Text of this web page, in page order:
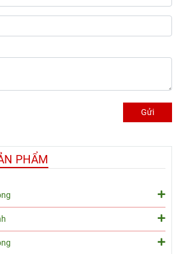
dự án
đường
hoặc 2-
các loại vật liệu khác
Gửi
PHẨM